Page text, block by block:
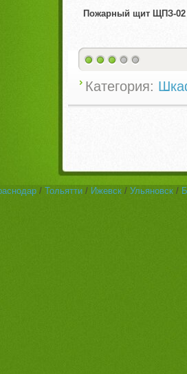
Пожарный щит ЩПЗ-02
Категория:
/ Тольятти / Ижевск / Ульяновск /